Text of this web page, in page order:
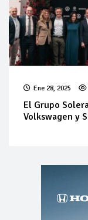
Ene 28, 2025
El Grupo
Volkswagen y